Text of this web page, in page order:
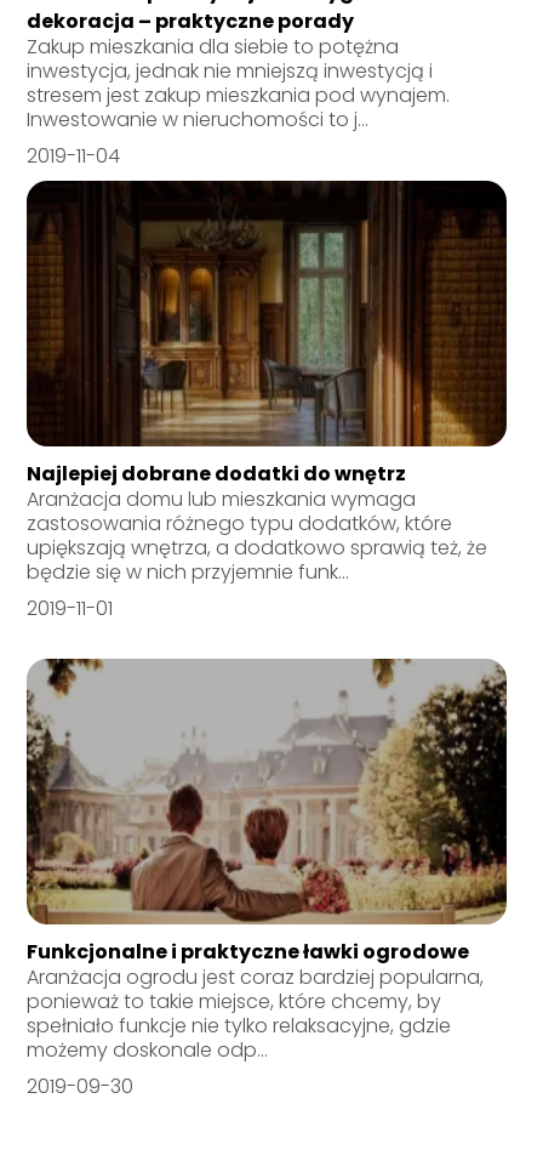
dekoracja – praktyczne porady
Zakup mieszkania dla siebie to potężna
inwestycja, jednak nie mniejszą inwestycją i
stresem jest zakup mieszkania pod wynajem.
Inwestowanie w nieruchomości to j...
2019-11-04
Najlepiej dobrane dodatki do wnętrz
Aranżacja domu lub mieszkania wymaga
zastosowania różnego typu dodatków, które
upiększają wnętrza, a dodatkowo sprawią też, że
będzie się w nich przyjemnie funk...
2019-11-01
Funkcjonalne i praktyczne ławki ogrodowe
Aranżacja ogrodu jest coraz bardziej popularna,
ponieważ to takie miejsce, które chcemy, by
spełniało funkcje nie tylko relaksacyjne, gdzie
możemy doskonale odp...
2019-09-30